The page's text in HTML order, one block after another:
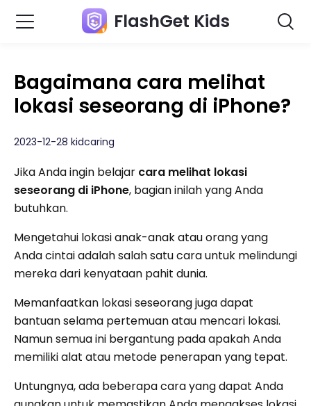
FlashGet Kids
Bagaimana cara melihat
lokasi seseorang di iPhone?
2023-12-28 kidcaring
Jika Anda ingin belajar cara melihat lokasi
seseorang di iPhone, bagian inilah yang Anda
butuhkan.
Mengetahui lokasi anak-anak atau orang yang
Anda cintai adalah salah satu cara untuk melindungi
mereka dari kenyataan pahit dunia.
Memanfaatkan lokasi seseorang juga dapat
bantuan selama pertemuan atau mencari lokasi.
Namun semua ini bergantung pada apakah Anda
memiliki alat atau metode penerapan yang tepat.
Untungnya, ada beberapa cara yang dapat Anda